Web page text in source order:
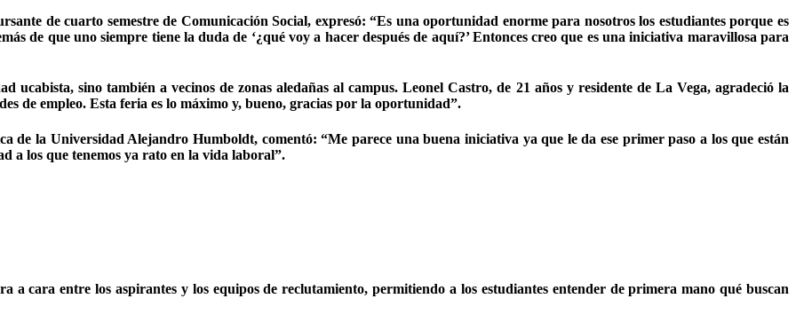
de cuarto semestre de Comunicación Social, expresó: “Es una oportunidad enorme para nosotros los estudiantes porque es
de que uno siempre tiene la duda de ‘¿qué voy a hacer después de aquí?’ Entonces creo que es una iniciativa maravillosa para
ucabista, sino también a vecinos de zonas aledañas al campus. Leonel Castro, de 21 años y residente de La Vega, agradeció la
de empleo. Esta feria es lo máximo y, bueno, gracias por la oportunidad”.
de la Universidad Alejandro Humboldt, comentó: “Me parece una buena iniciativa ya que le da ese primer paso a los que están
a los que tenemos ya rato en la vida laboral”.
cara entre los aspirantes y los equipos de reclutamiento, permitiendo a los estudiantes entender de primera mano qué buscan